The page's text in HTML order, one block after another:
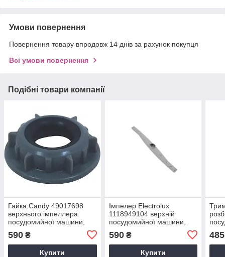
Умови повернення
Повернення товару впродовж 14 днів за рахунок покупця
Всі умови повернення
Подібні товари компанії
Гайка Candy 49017698
верхнього імпеллера
посудомийної машини,
590 ₴
Купити
Імпелер Electrolux
1118949104 верхній
посудомийної машини,
посудомийки
590₴
Купити
485